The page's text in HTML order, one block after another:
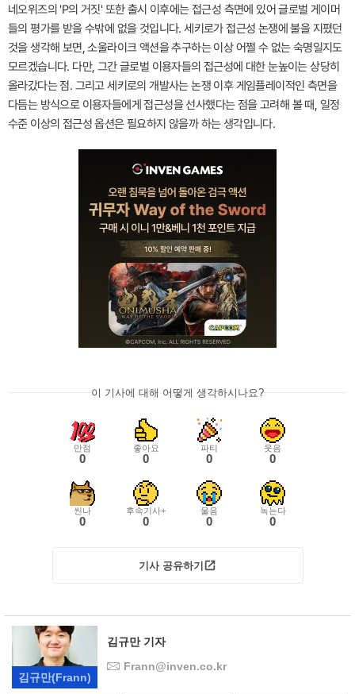
네오위즈의 'P의 거짓' 또한 출시 이후에는 접근성 측면에 있어 글로벌 게이머
들의 평가를 받을 수밖에 없을 것입니다. 세키로가 접근성 논쟁에 불을 지폈던
것을 생각해 보면, 소울라이크 액션을 추구하는 이상 어쩔 수 없는 숙명일지도
모르겠습니다. 다만, 그간 글로벌 이용자들의 접근성에 대한 눈높이는 상당히
올라갔다는 점. 그리고 세키로의 개발사는 논쟁 이후 게임플레이적인 측면을
다듬는 방식으로 이용자들에게 접근성을 선사했다는 점을 고려해 볼 때, 일정
수준 이상의 접근성 옵션은 필요하지 않을까 하는 생각입니다.
이 기사에 대해 어떻게 생각하시나요?
만점
0
좋아요
0
파티
0
웃음
0
씬나
0
후속기사+
0
울음
0
녹는다
0
기사 공유하기
김규만(Frann)
김규만 기자
Frann@inven.co.kr